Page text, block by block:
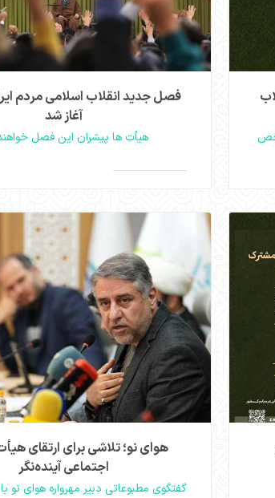
در
فصل جدید انقلاب اسلامی مردم
آغاز شد
هیأت ها پیشران این فصل
و موکب های شهری و محلی
مشاهده
هوای نو؛ تلاشی برای ارتقای
اجتماعی آینده‌نگر
گفتگوی مطبوعاتی دبیر مهرواره هوای نو